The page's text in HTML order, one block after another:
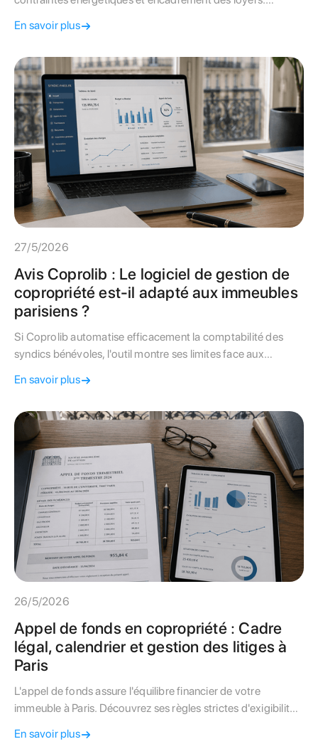
locative change la donne pour votre rendement.
En savoir plus
27/5/2026
Avis Coprolib : Le logiciel de gestion de
copropriété est-il adapté aux immeubles
parisiens ?
Si Coprolib automatise efficacement la comptabilité des
syndics bénévoles, l'outil montre ses limites face aux
comparatif complet avant de choisir l'autogestion.
En savoir plus
26/5/2026
Appel de fonds en copropriété : Cadre
légal, calendrier et gestion des litiges à
Paris
L'appel de fonds assure l'équilibre financier de votre
immeuble à Paris. Découvrez ses règles strictes d'exigibilité
En savoir plus